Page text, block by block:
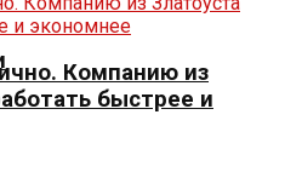
Компанию из
быстрее и